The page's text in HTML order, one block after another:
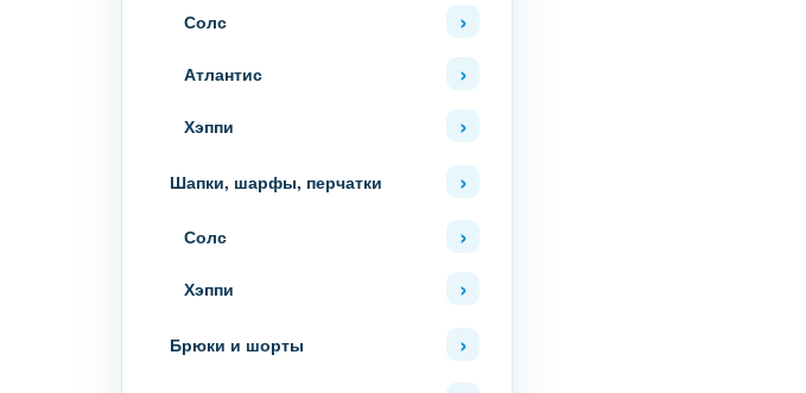
Солс
Атлантис
Хэппи
Шапки, шарфы, перчатки
Солс
Хэппи
Брюки и шорты